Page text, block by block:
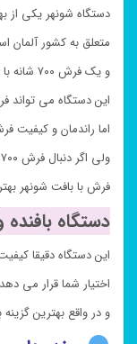
دستگاه شونهر یکی از
متعلق به کشور آلمان
و یک فرش ۷۰۰ شانه با کیفیت ولی در تراکم ۲۲۵۰ را به شما می دهد.
اما راندمان و کیفیت
فرش با بافت شونهر
دستگاه بافنده
اختیار شما قرار می
و در واقع بهترین گزینه برای بافت فرش